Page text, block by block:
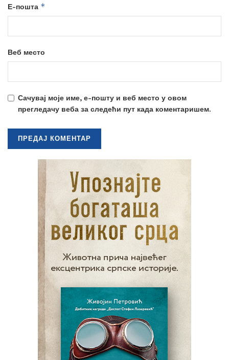
Е-пошта *
Веб место
Сачувај моје име, е-пошту и веб место у овом
прегледачу веба за следећи пут када коментаришем.